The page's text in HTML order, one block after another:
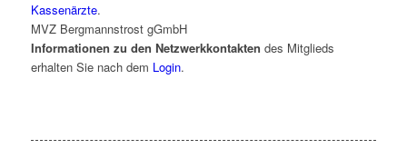
Kassenärzte.
MVZ Bergmannstrost gGmbH
Informationen zu den Netzwerkkontakten des Mitglieds
erhalten Sie nach dem Login.